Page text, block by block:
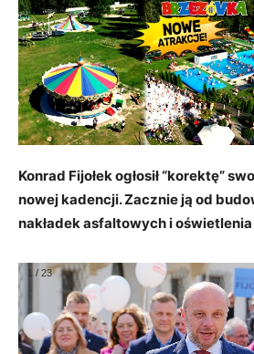
Konrad Fijołek ogłosił “korektę”
nowej kadencji. Zacznie ją od
nakładek asfaltowych i
1 / 23